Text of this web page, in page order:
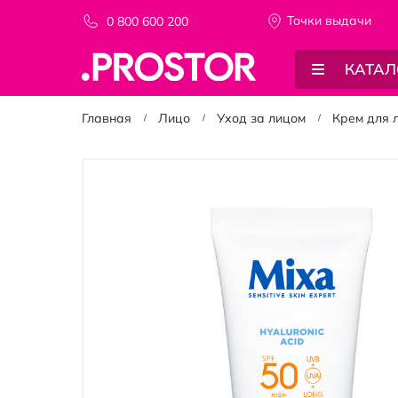
0 800 600 200 Точки выдачи
Главная Лицо Уход за лицом Крем для